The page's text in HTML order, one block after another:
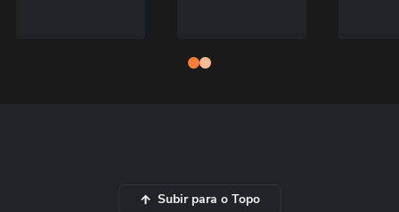
Subir para o Topo